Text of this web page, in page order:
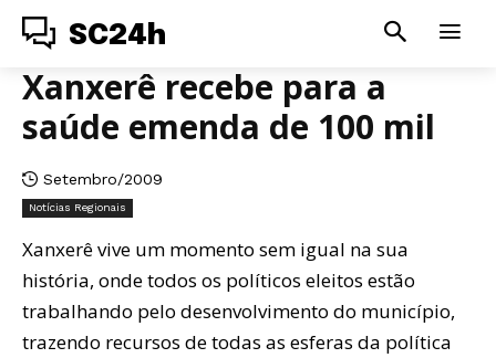
SC24h
Xanxerê recebe para a
saúde emenda de 100 mil
Setembro/2009
Notícias Regionais
Xanxerê vive um momento sem igual na sua
história, onde todos os políticos eleitos estão
trabalhando pelo desenvolvimento do município,
trazendo recursos de todas as esferas da política